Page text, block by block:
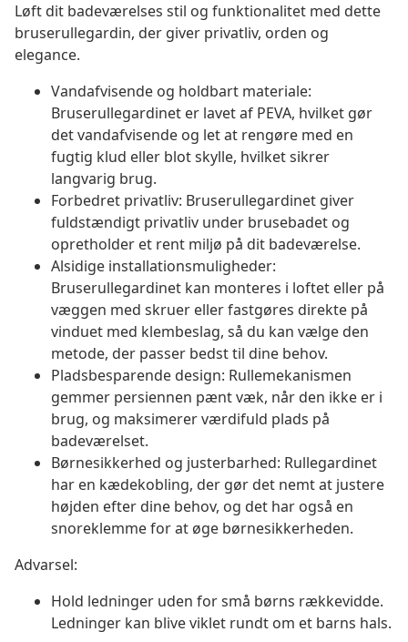
Løft dit badeværelses stil og funktionalitet med dette
bruserullegardin, der giver privatliv, orden og
elegance.
Vandafvisende og holdbart materiale:
Bruserullegardinet er lavet af PEVA, hvilket gør
det vandafvisende og let at rengøre med en
fugtig klud eller blot skylle, hvilket sikrer
langvarig brug.
Forbedret privatliv: Bruserullegardinet giver
fuldstændigt privatliv under brusebadet og
opretholder et rent miljø på dit badeværelse.
Alsidige installationsmuligheder:
Bruserullegardinet kan monteres i loftet eller på
væggen med skruer eller fastgøres direkte på
vinduet med klembeslag, så du kan vælge den
metode, der passer bedst til dine behov.
Pladsbesparende design: Rullemekanismen
gemmer persiennen pænt væk, når den ikke er i
brug, og maksimerer værdifuld plads på
badeværelset.
Børnesikkerhed og justerbarhed: Rullegardinet
har en kædekobling, der gør det nemt at justere
højden efter dine behov, og det har også en
snoreklemme for at øge børnesikkerheden.
Advarsel:
Hold ledninger uden for små børns rækkevidde.
Ledninger kan blive viklet rundt om et barns hals.